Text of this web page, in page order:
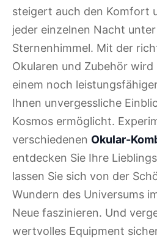
steigert auch den Komfort
jeder einzelnen Nacht
Sternenhimmel. Mit der
Okularen und Zubehör wird
einem noch
Ihnen unvergessliche
Kosmos ermöglicht.
verschiedenen Okular-
entdecken Sie Ihre
lassen Sie sich von der
Wundern des Universums
Neue faszinieren. Und
wertvolles Equipment